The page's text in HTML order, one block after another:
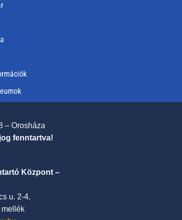
– Orosháza
fenntartva!
Központ –
u. 2-4.
mellék